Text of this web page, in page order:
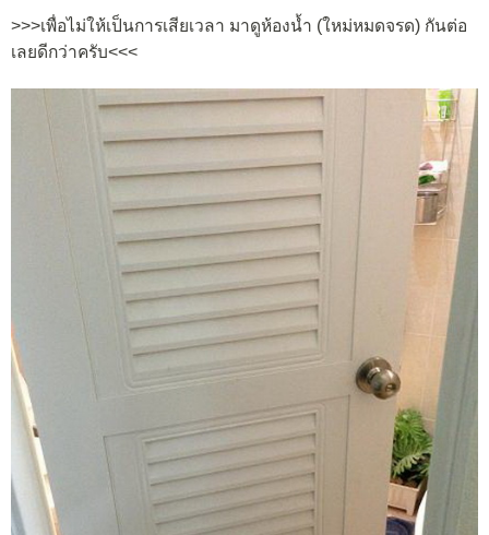
>>>เพื่อไม่ให้เป็นการเสียเวลา มาดูห้องน้ำ (ใหม่หมดจรด) กันต่อ
เลยดีกว่าครับ<<<